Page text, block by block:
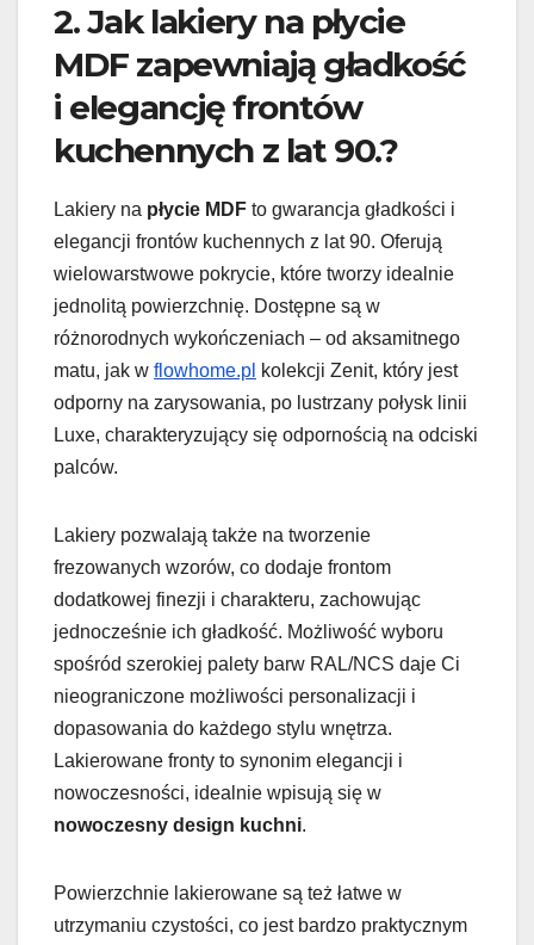
2. Jak lakiery na płycie
MDF zapewniają gładkość
i elegancję frontów
kuchennych z lat 90.?
Lakiery na płycie MDF to gwarancja gładkości i
elegancji frontów kuchennych z lat 90. Oferują
wielowarstwowe pokrycie, które tworzy idealnie
jednolitą powierzchnię. Dostępne są w
różnorodnych wykończeniach – od aksamitnego
matu, jak w flowhome.pl kolekcji Zenit, który jest
odporny na zarysowania, po lustrzany połysk linii
Luxe, charakteryzujący się odpornością na odciski
palców.
Lakiery pozwalają także na tworzenie
frezowanych wzorów, co dodaje frontom
dodatkowej finezji i charakteru, zachowując
jednocześnie ich gładkość. Możliwość wyboru
spośród szerokiej palety barw RAL/NCS daje Ci
nieograniczone możliwości personalizacji i
dopasowania do każdego stylu wnętrza.
Lakierowane fronty to synonim elegancji i
nowoczesności, idealnie wpisują się w
nowoczesny design kuchni.
Powierzchnie lakierowane są też łatwe w
utrzymaniu czystości, co jest bardzo praktycznym